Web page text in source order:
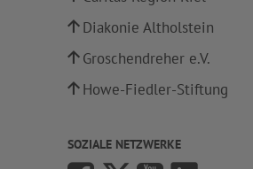
Diakonie Altholstein
Groschendreher e.V.
Howe-Fiedler-Stiftung
SOZIALE NETZWERKE